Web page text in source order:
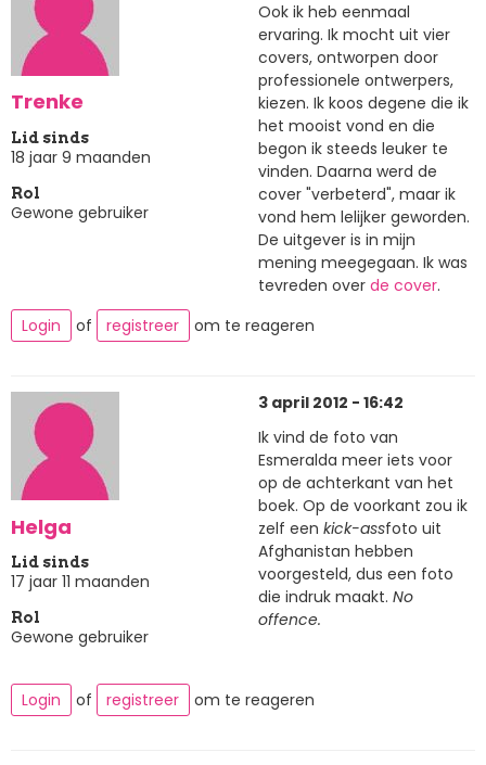
Trenke
Lid sinds
18 jaar 9 maanden
Rol
Gewone gebruiker
Ook ik heb eenmaal
ervaring. Ik mocht uit vier
covers, ontworpen door
professionele ontwerpers,
kiezen. Ik koos degene die ik
het mooist vond en die
begon ik steeds leuker te
vinden. Daarna werd de
cover "verbeterd", maar ik
vond hem lelijker geworden.
De uitgever is in mijn
mening meegegaan. Ik was
tevreden over de cover.
Login
of registreer om te reageren
Helga
Lid sinds
17 jaar 11 maanden
Rol
Gewone gebruiker
3 april 2012 - 16:42
Ik vind de foto van
Esmeralda meer iets voor
op de achterkant van het
boek. Op de voorkant zou ik
zelf een kick-assfoto uit
Afghanistan hebben
voorgesteld, dus een foto
die indruk maakt. No
offence.
Login of registreer om te reageren